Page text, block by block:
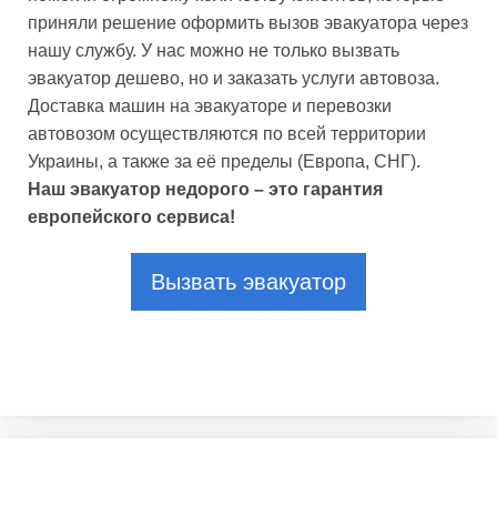
приняли решение оформить вызов эвакуатора через
нашу службу. У нас можно не только вызвать
эвакуатор дешево, но и заказать услуги автовоза.
Доставка машин на эвакуаторе и перевозки
автовозом осуществляются по всей территории
Украины, а также за её пределы (Европа, СНГ).
Наш эвакуатор недорого – это гарантия
европейского сервиса!
Вызвать эвакуатор